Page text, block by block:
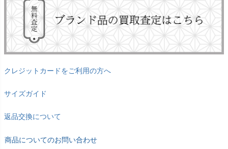
クレジットカードをご利用の方へ
サイズガイド
返品交換について
商品についてのお問い合わせ